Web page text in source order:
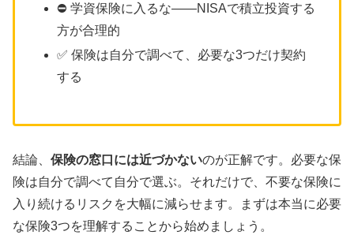
⛔ 学資保険に入るな——NISAで積立投資する
方が合理的
✅ 保険は自分で調べて、必要な3つだけ契約
する
結論、 保険の窓口には近づかないのが正解です。必要な保
険は自分で調べて自分で選ぶ。それだけで、不要な保険に
入り続けるリスクを大幅に減らせます。まずは本当に必要
な保険3つを理解することから始めましょう。